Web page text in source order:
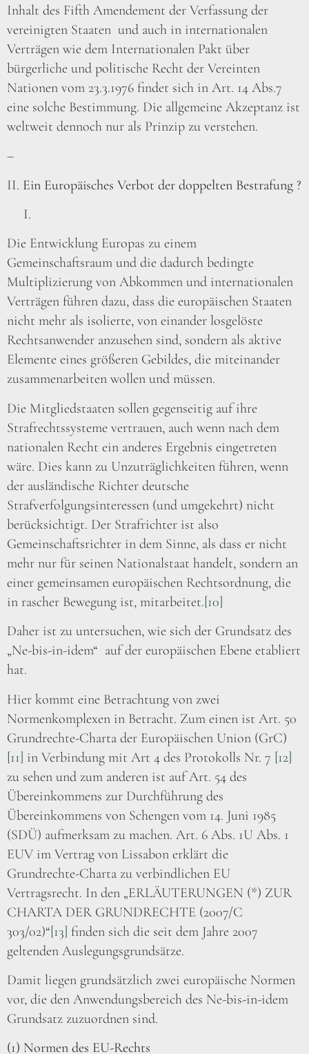
Inhalt des Fifth Amendement der Verfassung der
vereinigten Staaten und auch in internationalen
Verträgen wie dem Internationalen Pakt über
bürgerliche und politische Recht der Vereinten
Nationen vom 23.3.1976 findet sich in Art. 14 Abs.7
eine solche Bestimmung. Die allgemeine Akzeptanz ist
weltweit dennoch nur als Prinzip zu verstehen.
–
II. Ein Europäisches Verbot der doppelten Bestrafung ?
Die Entwicklung Europas zu einem
Gemeinschaftsraum und die dadurch bedingte
Multiplizierung von Abkommen und internationalen
Verträgen führen dazu, dass die europäischen Staaten
nicht mehr als isolierte, von einander losgelöste
Rechtsanwender anzusehen sind, sondern als aktive
Elemente eines größeren Gebildes, die miteinander
zusammenarbeiten wollen und müssen.
Die Mitgliedstaaten sollen gegenseitig auf ihre
Strafrechtssysteme vertrauen, auch wenn nach dem
nationalen Recht ein anderes Ergebnis eingetreten
wäre. Dies kann zu Unzuträglichkeiten führen, wenn
der ausländische Richter deutsche
Strafverfolgungsinteressen (und umgekehrt) nicht
berücksichtigt. Der Strafrichter ist also
Gemeinschaftsrichter in dem Sinne, als dass er nicht
mehr nur für seinen Nationalstaat handelt, sondern an
einer gemeinsamen europäischen Rechtsordnung, die
in rascher Bewegung ist, mitarbeitet.[10]
Daher ist zu untersuchen, wie sich der Grundsatz des
„Ne-bis-in-idem“ auf der europäischen Ebene etabliert
hat.
Hier kommt eine Betrachtung von zwei
Normenkomplexen in Betracht. Zum einen ist Art. 50
Grundrechte-Charta der Europäischen Union (GrC)
[11] in Verbindung mit Art 4 des Protokolls Nr. 7 [12]
zu sehen und zum anderen ist auf Art. 54 des
Übereinkommens zur Durchführung des
Übereinkommens von Schengen vom 14. Juni 1985
(SDÜ) aufmerksam zu machen. Art. 6 Abs. 1U Abs. 1
EUV im Vertrag von Lissabon erklärt die
Grundrechte-Charta zu verbindlichen EU
Vertragsrecht. In den „ERLÄUTERUNGEN (*) ZUR
CHARTA DER GRUNDRECHTE (2007/C
303/02)“[13] finden sich die seit dem Jahre 2007
geltenden Auslegungsgrundsätze.
Damit liegen grundsätzlich zwei europäische Normen
vor, die den Anwendungsbereich des Ne-bis-in-idem
Grundsatz zuzuordnen sind.
(1) Normen des EU-Rechts